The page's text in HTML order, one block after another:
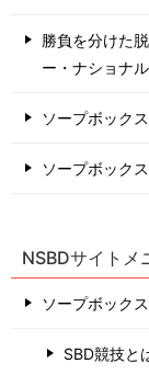
勝負を分けた
ー・ナショナ
ソープボック
ソープボック
NSBDサイトメ
ソープボック
SBD競技と